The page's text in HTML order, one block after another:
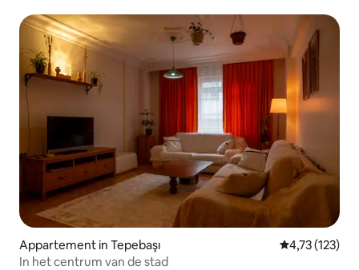
Appartement in Tepebaşı Gemiddelde
4,73 (123)
In het centrum van de stad